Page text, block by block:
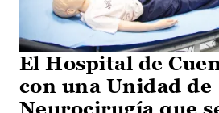
El Hospital de
con una Unidad de
Neurocirugía que